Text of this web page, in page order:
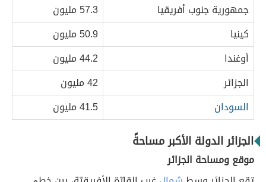
جمهورية جنوب أفريقيا
57.3 مليون
كينيا
50.9 مليون
أوغندا
44.2 مليون
الجزائر
42 مليون
السودان
41.5 مليون
الجزائر الدولة الأكبر مساحةً
موقع ومساحة الجزائر